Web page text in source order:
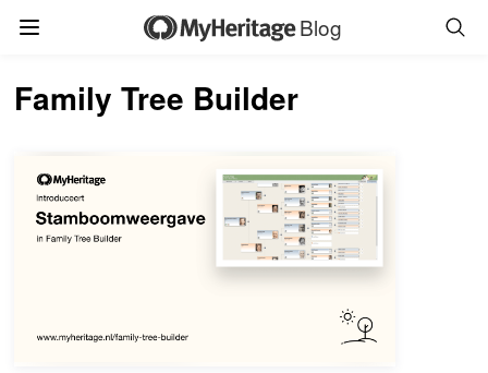
Blog
Family Tree Builder